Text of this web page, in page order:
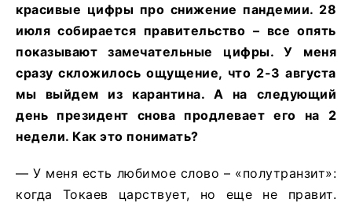
красивые цифры про снижение пандемии. 28
июля собирается правительство – все опять
показывают замечательные цифры. У меня
сразу скложилось ощущение, что 2-3 августа
мы выйдем из карантина. А на следующий
день президент снова продлевает его на 2
недели. Как это понимать?
— У меня есть любимое слово – «полутранзит»:
когда Токаев царствует, но еще не правит.